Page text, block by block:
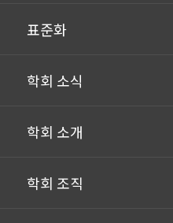
표준화
학회 소식
학회 소개
학회 조직